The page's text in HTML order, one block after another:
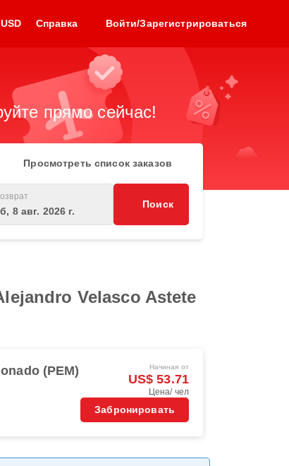
USD Справка Войти/Зарегистрироваться
прямо сейчас!
Просмотреть список заказов
8 авг. 2026 г.
Поиск
Velasco Astete
(PEM) Начиная от
US$ 53.71
Цена/ чел
Забронировать